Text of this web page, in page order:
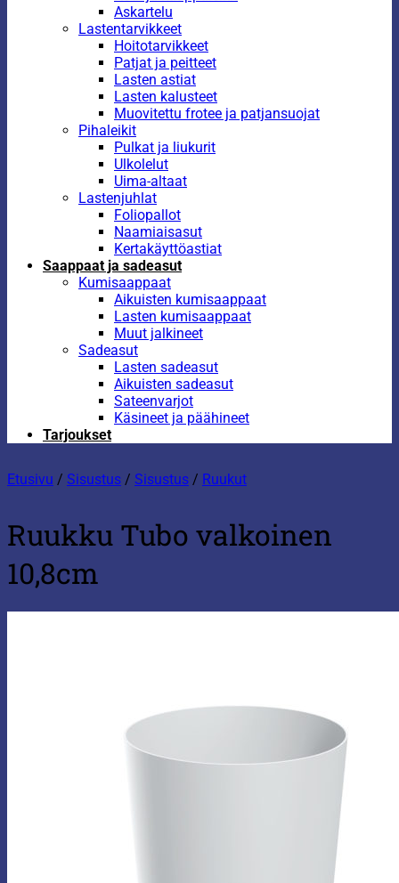
Askartelu
Lastentarvikkeet
Hoitotarvikkeet
Patjat ja peitteet
Lasten astiat
Lasten kalusteet
Muovitettu frotee ja patjansuojat
Pihaleikit
Pulkat ja liukurit
Ulkolelut
Uima-altaat
Lastenjuhlat
Foliopallot
Naamiaisasut
Kertakäyttöastiat
Saappaat ja sadeasut
Kumisaappaat
Aikuisten kumisaappaat
Lasten kumisaappaat
Muut jalkineet
Sadeasut
Lasten sadeasut
Aikuisten sadeasut
Sateenvarjot
Käsineet ja päähineet
Tarjoukset
Etusivu / Sisustus / Sisustus / Ruukut
Ruukku Tubo valkoinen
10,8cm